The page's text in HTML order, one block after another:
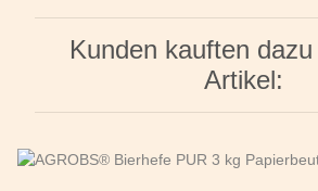
Kunden kauften
Artikel: